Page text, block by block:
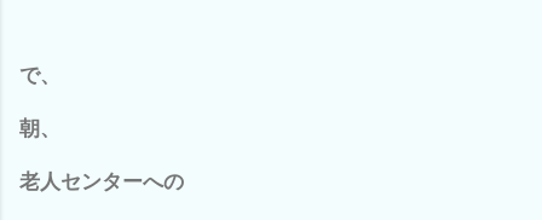
で、
朝、
老人センターへの